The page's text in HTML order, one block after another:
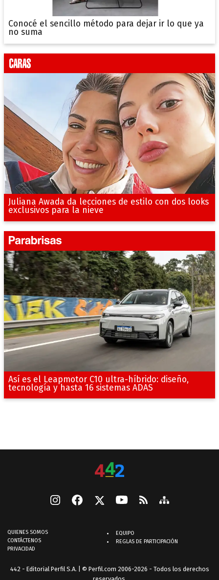
Conocé el sencillo método para dejar ir lo que ya
no suma
Juliana Awada da lecciones de estilo con dos looks
exclusivos para la nieve
Así es el Leapmotor C10 ultra-híbrido: diseño,
tecnología y hasta 16 sistemas ADAS
QUIENES SOMOS
CONTÁCTENOS
PRIVACIDAD
EQUIPO
REGLAS DE PARTICIPACIÓN
442 - Editorial Perfil S.A. | © Perfil.com 2006-2026 - Todos los derechos
reservados.